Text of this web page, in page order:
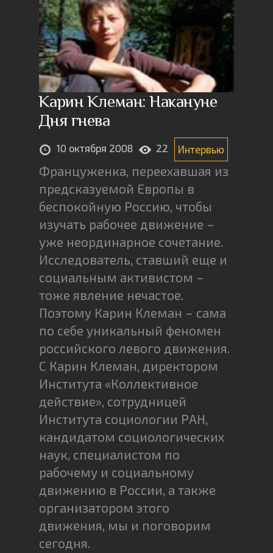
Карин Клеман: Накануне
Дня гнева
10 октября 2008 22 Интервью
Француженка, переехавшая из
предсказуемой Европы в
беспокойную Россию, чтобы
изучать рабочее движение –
уже неординарное сочетание.
Исследователь, ставший еще и
социальным активистом –
тоже явление нечастое.
Поэтому Карин Клеман – сама
по себе уникальный феномен
российского левого движения.
С Карин Клеман, директором
Института «Коллективное
действие», сотрудницей
Института социологии РАН,
кандидатом социологических
наук, специалистом по
рабочему и социальному
движению в России, а также
организатором этого
движения, мы и поговорим
сегодня.